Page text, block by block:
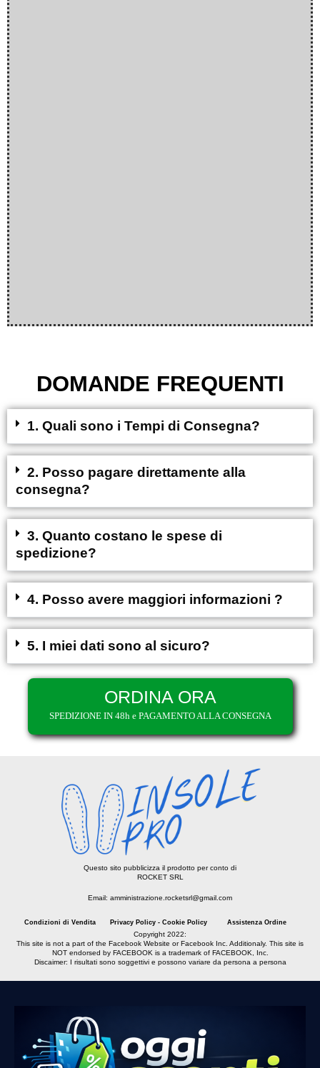
DOMANDE FREQUENTI
1. Quali sono i Tempi di Consegna?
2. Posso pagare direttamente alla
consegna?
3. Quanto costano le spese di
spedizione?
4. Posso avere maggiori informazioni ?
5. I miei dati sono al sicuro?
ORDINA ORA
SPEDIZIONE IN 48h e PAGAMENTO ALLA CONSEGNA
Questo sito pubblicizza il prodotto per conto di
ROCKET SRL
Email: amministrazione.rocketsrl@gmail.com
Condizioni di Vendita Privacy Policy - Cookie Policy Assistenza Ordine
Copyright 2022:
This site is not a part of the Facebook Website or Facebook Inc. Additionaly. This site is
NOT endorsed by FACEBOOK is a trademark of FACEBOOK, Inc.
Discaimer: I risultati sono soggettivi e possono variare da persona a persona